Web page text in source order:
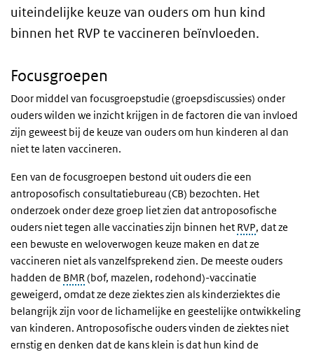
uiteindelijke keuze van ouders om hun kind
binnen het RVP te vaccineren beïnvloeden.
Focusgroepen
Door middel van focusgroepstudie (groepsdiscussies) onder
ouders wilden we inzicht krijgen in de factoren die van invloed
zijn geweest bij de keuze van ouders om hun kinderen al dan
niet te laten vaccineren.
Een van de focusgroepen bestond uit ouders die een
antroposofisch consultatiebureau (CB) bezochten. Het
onderzoek onder deze groep liet zien dat antroposofische
ouders niet tegen alle vaccinaties zijn binnen het RVP, dat ze
een bewuste en weloverwogen keuze maken en dat ze
vaccineren niet als vanzelfsprekend zien. De meeste ouders
hadden de BMR(bof, mazelen, rodehond)-vaccinatie
geweigerd, omdat ze deze ziektes zien als kinderziektes die
belangrijk zijn voor de lichamelijke en geestelijke ontwikkeling
van kinderen. Antroposofische ouders vinden de ziektes niet
ernstig en denken dat de kans klein is dat hun kind de